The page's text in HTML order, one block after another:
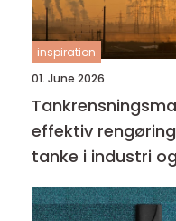
inspiration
01. June 2026
effektiv
tanke i industri og